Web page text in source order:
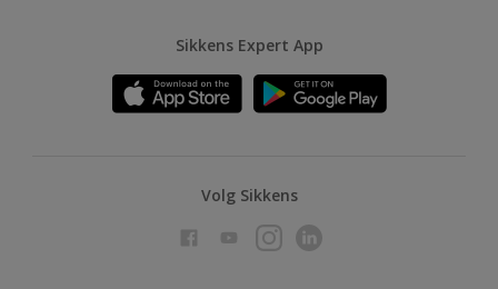
Sikkens Expert App
Volg Sikkens